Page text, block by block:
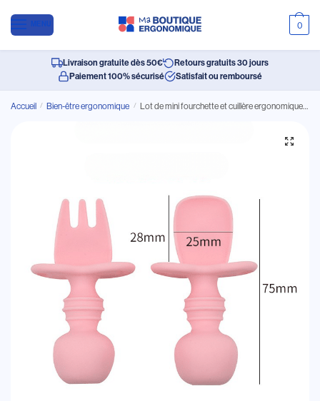
MENU 0
Livraison gratuite dès 50€
Retours gratuits 30 jours
Paiement 100% sécurisé
Satisfait ou remboursé
Accueil / Bien-être ergonomique / Lot de mini fourchette et cuillère ergonomiques pour bébé